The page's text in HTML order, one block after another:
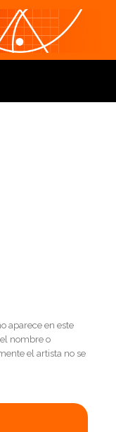
aparece en este
nombre o
el artista no se